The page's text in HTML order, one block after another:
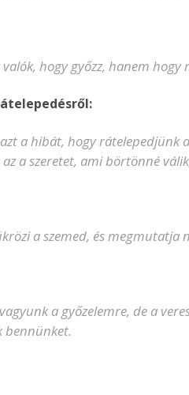
hogy győzz, hanem
a hibát, hogy rátelepedjünk
az a szeretet, ami börtönné
a szemed, és megmutatja
a győzelemre, de a
bennünket.